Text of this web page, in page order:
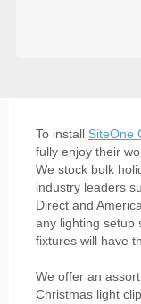
To install SiteOne
fully enjoy their
We stock bulk
industry leaders
Direct and
any lighting setup
fixtures will have
We offer an
Christmas light